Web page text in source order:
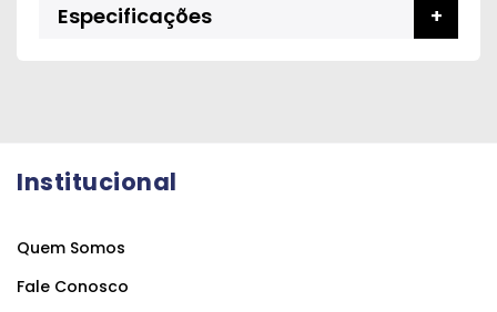
Especificações
Institucional
Quem Somos
Fale Conosco